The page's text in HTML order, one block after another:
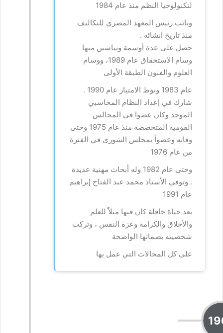
لتكنولوجيا النظم منذ عام 1984
ونائب رئيس المعهد المصري للتكاليف
منذ تاريخ انشائه .
حصل على عدة أوسمة ونياشين منها
وسام الاستحقاق عام 1989، ووسام
العلوم والفنون الطبقة الأولى
عام 1983 ونوط الامتياز عام 1990 .
شارك في إعداد النظام المحاسبي
الموحد وكان عضوا في المجالس
القومية المتخصصة منذ عام 1975 وحتى
وفاته وعضواً بمجلس الشورى في الفترة
من عام 1976
وحتى عام 1982 وله أبحاث مهنية عديدة
. وتوفي الأستاذ محمد عبد الفتاح إبراهيم
عام 1991
بعد حياة حافلة كان فيها مثلاً للعلم
والأخلاق والكرامة وعزة النفس ، وتركت
شخصيته بصماتها الواضحة
على كل المجالات التي عمل بها